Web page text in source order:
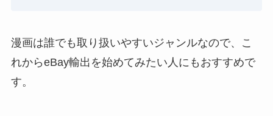
漫画は誰でも取り扱いやすいジャンルなので、こ
れからeBay輸出を始めてみたい人にもおすすめで
す。